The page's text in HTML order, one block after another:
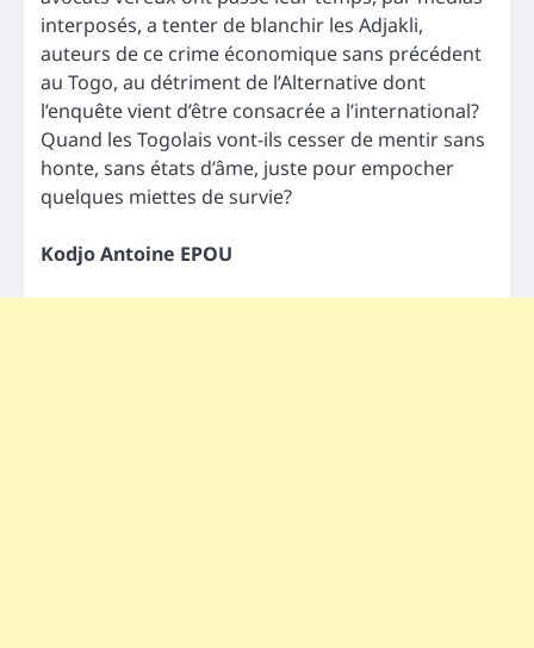
interposés, a tenter de blanchir les Adjakli,
auteurs de ce crime économique sans précédent
au Togo, au détriment de l’Alternative dont
l’enquête vient d’être consacrée a l’international?
Quand les Togolais vont-ils cesser de mentir sans
honte, sans états d’âme, juste pour empocher
quelques miettes de survie?
Kodjo Antoine EPOU